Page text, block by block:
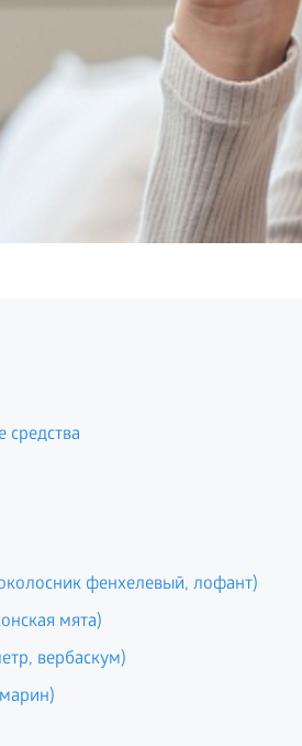
средства
фенхелевый, лофант)
мята)
вербаскум)